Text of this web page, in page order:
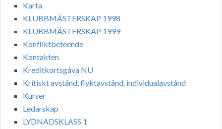
Karta
KLUBBMÄSTERSKAP 1998
KLUBBMÄSTERSKAP 1999
Konfliktbeteende
Kontakten
Kreditkortsgåva NU
Kritiskt avstånd, flyktavstånd, individualavstånd
Kurser
Ledarskap
LYDNADSKLASS 1